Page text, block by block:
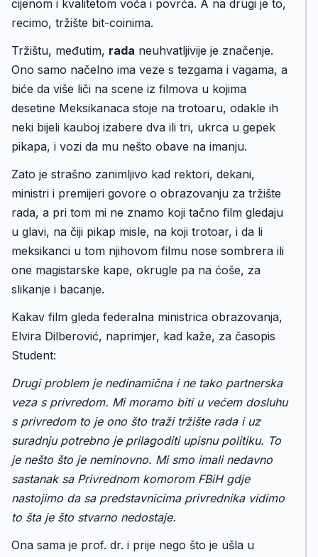
cijenom i kvalitetom voća i povrća. A na drugi je to,
recimo, tržište bit-coinima.
Tržištu, međutim, rada neuhvatljivije je značenje.
Ono samo načelno ima veze s tezgama i vagama, a
biće da više liči na scene iz filmova u kojima
desetine Meksikanaca stoje na trotoaru, odakle ih
neki bijeli kauboj izabere dva ili tri, ukrca u gepek
pikapa, i vozi da mu nešto obave na imanju.
Zato je strašno zanimljivo kad rektori, dekani,
ministri i premijeri govore o obrazovanju za tržište
rada, a pri tom mi ne znamo koji tačno film gledaju
u glavi, na čiji pikap misle, na koji trotoar, i da li
meksikanci u tom njihovom filmu nose sombrera ili
one magistarske kape, okrugle pa na ćoše, za
slikanje i bacanje.
Kakav film gleda federalna ministrica obrazovanja,
Elvira Dilberović, naprimjer, kad kaže, za časopis
Student:
Drugi problem je nedinamična i ne tako partnerska
veza s privredom. Mi moramo biti u većem dosluhu
s privredom to je ono što traži tržište rada i uz
suradnju potrebno je prilagoditi upisnu politiku. To
je nešto što je neminovno. Mi smo imali nedavno
sastanak sa Privrednom komorom FBiH gdje
nastojimo da sa predstavnicima privrednika vidimo
to šta je što stvarno nedostaje.
Ona sama je prof. dr. i prije nego što je ušla u